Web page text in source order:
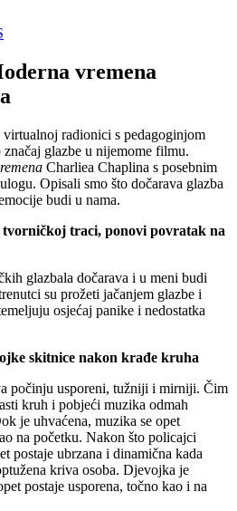
vremena
radionici s pedagoginjom
glazbe u nijemome filmu.
Charliea Chaplina s posebnim
Opisali smo što dočarava glazba
budi u nama.
traci, ponovi povratak na
glazbala dočarava i u meni budi
su prožeti jačanjem glazbe i
osjećaj panike i nedostatka
skitnice nakon krađe kruha
počinju usporeni, tužniji i mirniji. Čim
kruh i pobjeći muzika odmah
je uhvaćena, muzika se opet
na početku. Nakon što policajci
postaje ubrzana i dinamična kada
kriva osoba. Djevojka je
postaje usporena, točno kao i na